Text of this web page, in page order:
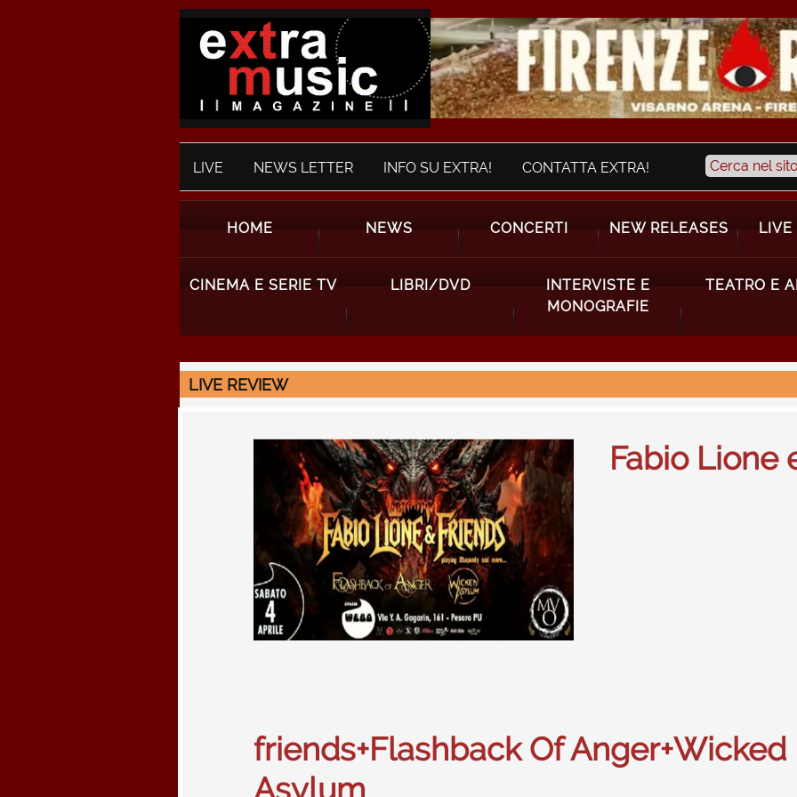
LIVE NEWS LETTER INFO SU EXTRA! CONTATTA EXTRA!
HOME NEWS CONCERTI NEW RELEASES LIVE
CINEMA E SERIE TV LIBRI/DVD
INTERVISTE E
MONOGRAFIE
TEATRO E
LIVE REVIEW
Fabio Lione
friends+Flashback Of Anger+Wicked
Asylum